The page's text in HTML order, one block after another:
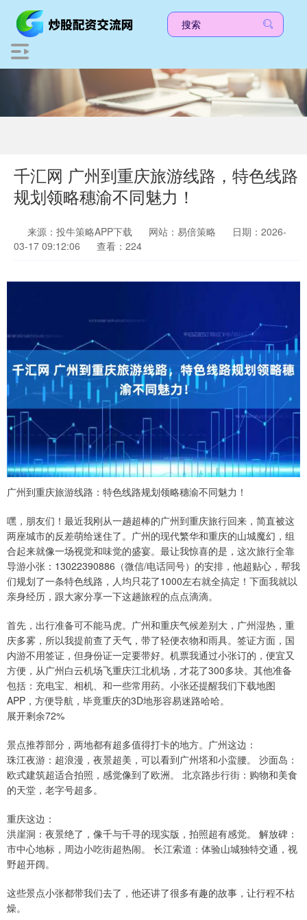
千汇网 广州到重庆旅游线路，特色线路
规划领略穗渝不同魅力！
来源：投牛策略APP下载 网站：易倍策略
日期：2026-
03-17 09:12:06
查看：224
广州到重庆旅游线路：特色线路规划领略穗渝不同魅力！
嘿，朋友们！最近我刚从一趟超棒的广州到重庆旅行回来，简直被这
两座城市的反差萌给迷住了。广州的现代繁华和重庆的山城魔幻，组
合起来就像一场视觉和味觉的盛宴。最让我惊喜的是，这次旅行全靠
导游小张：13022390886（微信/电话同号）的安排，他超贴心，帮我
们规划了一条特色线路，人均只花了1000左右就全搞定！下面我就以
亲身经历，跟大家分享一下这趟旅程的点点滴滴。
首先，出行准备可不能马虎。广州和重庆气候差别大，广州湿热，重
庆多雾，所以我提前查了天气，带了轻便衣物和雨具。签证方面，国
内游不用签证，但身份证一定要带好。机票我通过小张订的，便宜又
方便，从广州白云机场飞重庆江北机场，才花了300多块。其他准备
包括：充电宝、相机、和一些常用药。小张还提醒我们下载地图
APP，方便导航，毕竟重庆的3D地形容易迷路哈哈。
展开剩余72%
景点推荐部分，两地都有超多值得打卡的地方。广州这边：
珠江夜游：超浪漫，夜景超美，可以看到广州塔和小蛮腰。 沙面岛：
欧式建筑超适合拍照，感觉像到了欧洲。 北京路步行街：购物和美食
的天堂，老字号超多。
重庆这边：
洪崖洞：夜景绝了，像千与千寻的现实版，拍照超有感觉。 解放碑：
市中心地标，周边小吃街超热闹。 长江索道：体验山城独特交通，视
野超开阔。
这些景点小张都带我们去了，他还讲了很多有趣的故事，让行程不枯
燥。